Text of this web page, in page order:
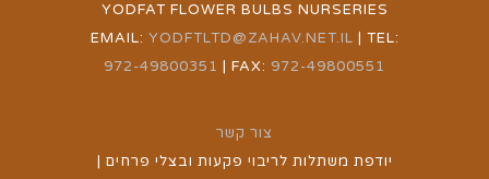
YODFAT FLOWER BULBS NURSERIES
EMAIL: YODFTLTD@ZAHAV.NET.IL | TEL:
972-49800351 | FAX: 972-49800551
צור קשר
יודפת משתלות לריבוי פקעות ובצלי פרחים |